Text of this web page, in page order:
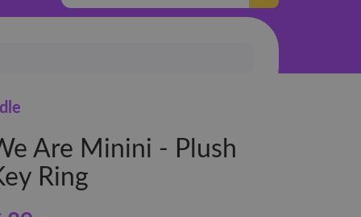
Are Minini - Plush
Ring